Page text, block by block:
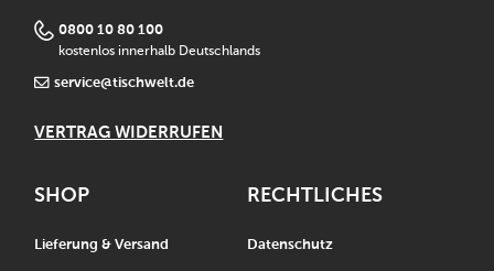
0800 10 80 100
kostenlos innerhalb Deutschlands
service@tischwelt.de
VERTRAG WIDERRUFEN
SHOP
Lieferung & Versand
RECHTLICHES
Datenschutz